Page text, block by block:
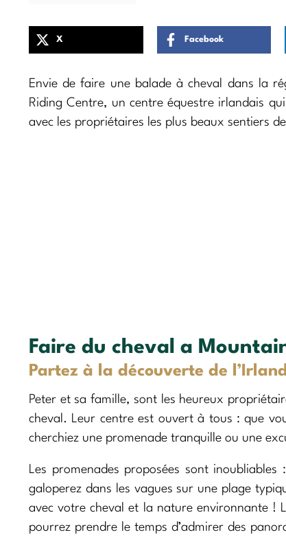
X Facebook
Envie de faire une balade à cheval dans la
Riding Centre, un centre équestre irlandais
avec les propriétaires les plus beaux sentiers
Faire du cheval a
Partez à la découverte de
Peter et sa famille, sont les heureux
cheval. Leur centre est ouvert à tous : que
cherchiez une promenade tranquille ou une
Les promenades proposées sont
galoperez dans les vagues sur une plage
avec votre cheval et la nature environnante !
pourrez prendre le temps d’admirer des